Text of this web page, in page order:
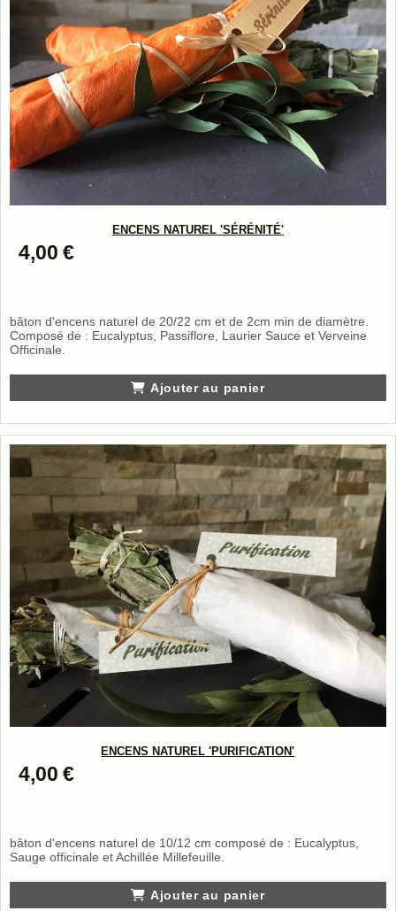
ENCENS NATUREL 'SÉRÉNITÉ'
4,00 €
bâton d'encens naturel de 20/22 cm et de 2cm min de diamètre.
Composé de : Eucalyptus, Passiflore, Laurier Sauce et Verveine
Officinale.
Ajouter au panier
ENCENS NATUREL 'PURIFICATION'
4,00 €
bâton d'encens naturel de 10/12 cm composé de : Eucalyptus,
Sauge officinale et Achillée Millefeuille.
Ajouter au panier